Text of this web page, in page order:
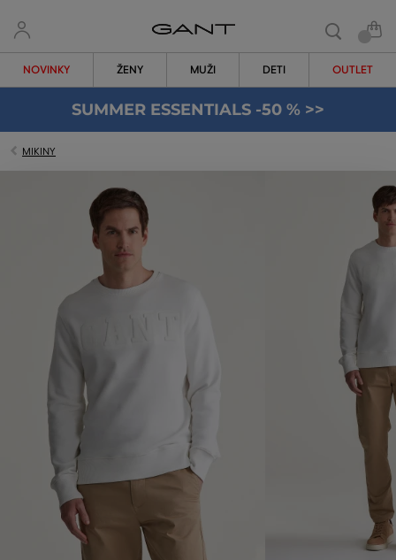
NOVINKY ŽENY MUŽI DETI OUTLET
SUMMER ESSENTIALS -50 % >>
MIKINY